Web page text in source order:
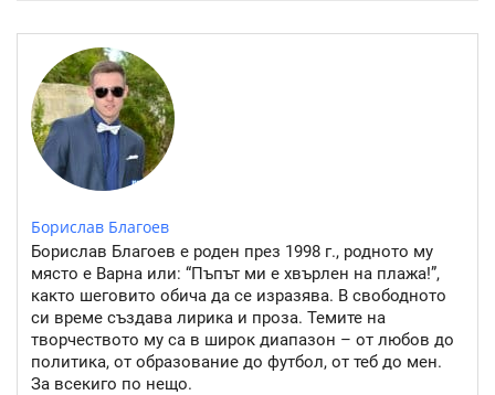
Борислав Благоев
Борислав Благоев е роден през 1998 г., родното му
място е Варна или: “Пъпът ми е хвърлен на плажа!”,
както шеговито обича да се изразява. В свободното
си време създава лирика и проза. Темите на
творчеството му са в широк диапазон – от любов до
политика, от образование до футбол, от теб до мен.
За всекиго по нещо.